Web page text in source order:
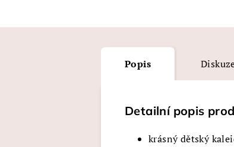
Popis
Detailní popis
krásný dětský